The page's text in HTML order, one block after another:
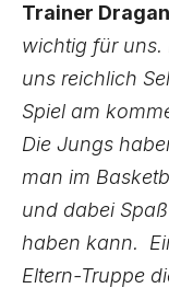
Trainer
wichtig für uns.
uns reichlich
Spiel am
Die Jungs
man im
und dabei
haben kann.
Eltern-Truppe